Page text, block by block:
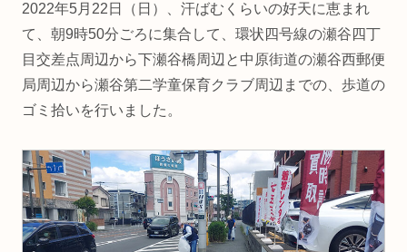
2022年5月22日（日）、汗ばむくらいの好天に恵まれ
て、朝9時50分ごろに集合して、環状四号線の瀬谷四丁
目交差点周辺から下瀬谷橋周辺と中原街道の瀬谷西郵便
局周辺から瀬谷第二学童保育クラブ周辺までの、歩道の
ゴミ拾いを行いました。